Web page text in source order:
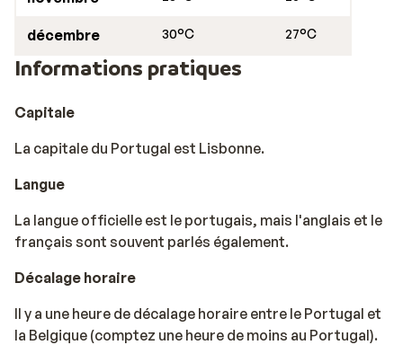
amoureux ou en famille, Porto conviendra à tous ! Que
est l'endroit où il faut être ! Si vous souhaitez découvrir
à la plage en Algarve ou rester dans les environs de la
capitale, sur la Costa de Lisboa.
décembre 30°C 27°C
Informations pratiques
Capitale
La capitale du Portugal est Lisbonne.
Langue
La langue officielle est le portugais, mais l'anglais et le
français sont souvent parlés également.
Décalage horaire
Il y a une heure de décalage horaire entre le Portugal et
la Belgique (comptez une heure de moins au Portugal).